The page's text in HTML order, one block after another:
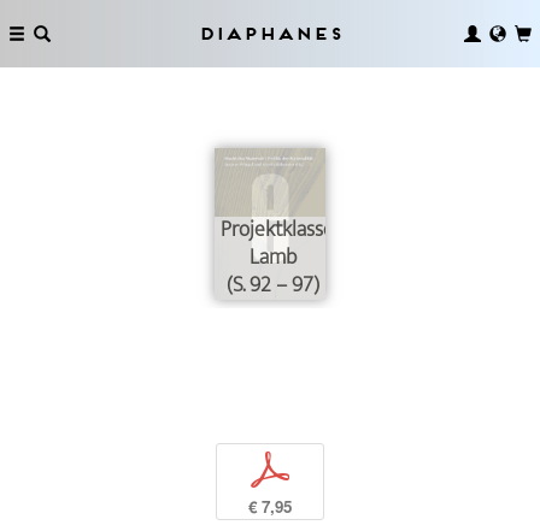
Diaphanes
Projektklasse
Lamb
(S. 92 – 97)
p
€ 7,95